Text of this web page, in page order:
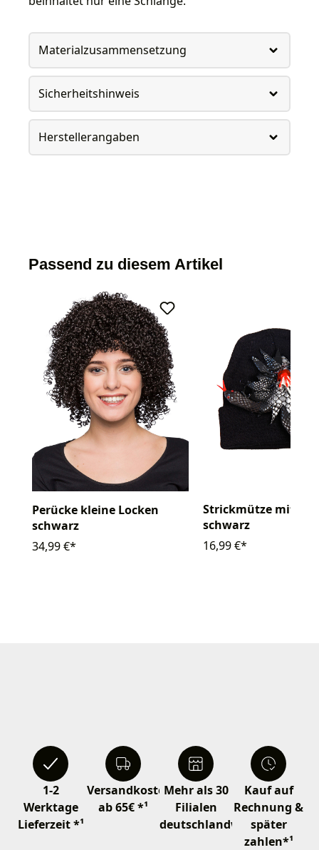
Materialzusammensetzung
Sicherheitshinweis
Herstellerangaben
Passend zu diesem Artikel
Perücke kleine Locken
schwarz
34,99 €*
Strickmütze mit
schwarz
16,99 €*
1-2
Werktage
Lieferzeit *¹
Versandkostenfrei
ab 65€ *¹
Mehr als 30
Filialen
deutschlandweit
Kauf auf
Rechnung &
später
zahlen*¹